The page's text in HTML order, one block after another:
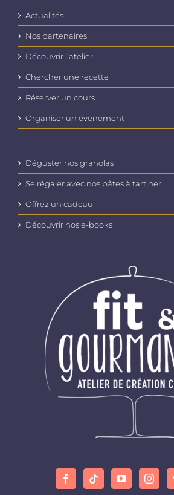
Actualités
Nos partenaires
Découvrir l’atelier
Chercher une recette
Réserver un cours
Organiser un évènement
Déguster nos granolas
Se régaler avec nos pâtes à tartiner
Offrez un cadeau
Découvrir nos e-books